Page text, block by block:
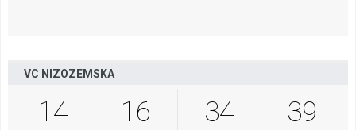
VC NIZOZEMSKA
14 16 34 38